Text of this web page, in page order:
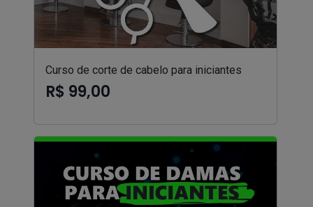
Curso de corte de cabelo para iniciantes
R$ 99,00